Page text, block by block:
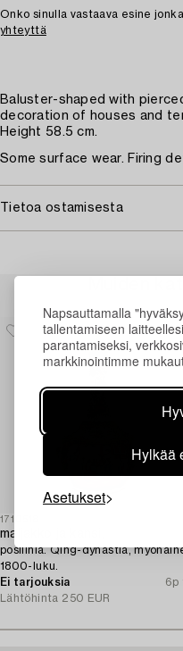
Napsauttamalla
tallentamiseen
parantamiseksi,
markkinointimme
Hylkää
Asetukset
Onko sinulla vastaava esine
yhteyttä
Baluster-shaped with
decoration of houses and
Height 58.5 cm.
Some surface wear. Firing
Tietoa ostamisesta
1710518
maljakko ja kansi,
posliinia. Qing-dynastia,
1800-luku.
Ei tarjouksia
6p
Lähtöhinta 250 EUR